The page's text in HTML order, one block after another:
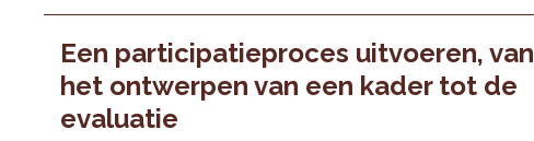
Een participatieproces uitvoeren, van
het ontwerpen van een kader tot de
evaluatie